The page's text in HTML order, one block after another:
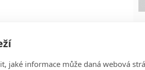
jaké informace může daná webová